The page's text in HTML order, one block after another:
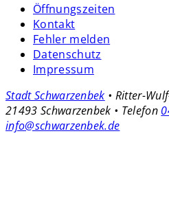
Öffnungszeiten
Kontakt
Fehler melden
Datenschutz
Impressum
Stadt Schwarzenbek • Ritter-
21493 Schwarzenbek • Telefon
info@schwarzenbek.de